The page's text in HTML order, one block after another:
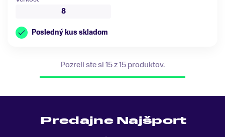
8
Posledný kus skladom
Pozreli ste si 15 z 15 produktov.
Predajne Najšport